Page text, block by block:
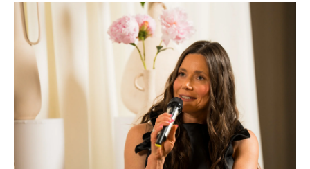
moda & ljepota